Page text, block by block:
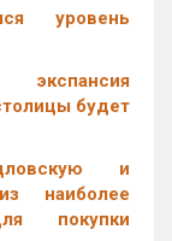
уровень
экспансия
будет
и
наиболее
покупки